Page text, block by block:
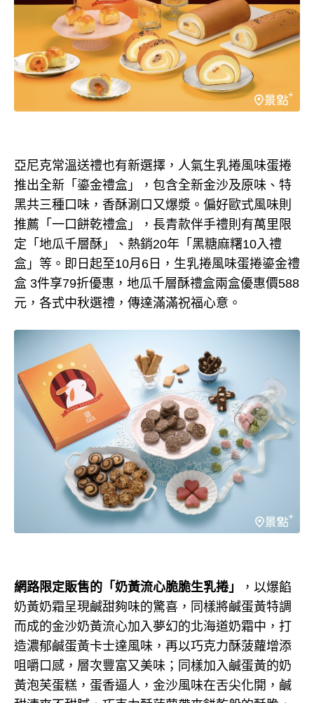
亞尼克常溫送禮也有新選擇，人氣生乳捲風味蛋捲
推出全新「鎏金禮盒」，包含全新金沙及原味、特
黑共三種口味，香酥涮口又爆漿。偏好歐式風味則
推薦「一口餅乾禮盒」，長青款伴手禮則有萬里限
定「地瓜千層酥」、熱銷20年「黑糖麻糬10入禮
盒」等。即日起至10月6日，生乳捲風味蛋捲鎏金禮
盒 3件享79折優惠，地瓜千層酥禮盒兩盒優惠價588
元，各式中秋選禮，傳達滿滿祝福心意。
網路限定販售的「奶黃流心脆脆生乳捲」
，以爆餡
奶黃奶霜呈現鹹甜夠味的驚喜，同樣將鹹蛋黃特調
而成的金沙奶黃流心加入夢幻的北海道奶霜中，打
造濃郁鹹蛋黃卡士達風味，再以巧克力酥菠蘿增添
咀嚼口感，層次豐富又美味；同樣加入鹹蛋黃的奶
黃泡芙蛋糕，蛋香逼人，金沙風味在舌尖化開，鹹